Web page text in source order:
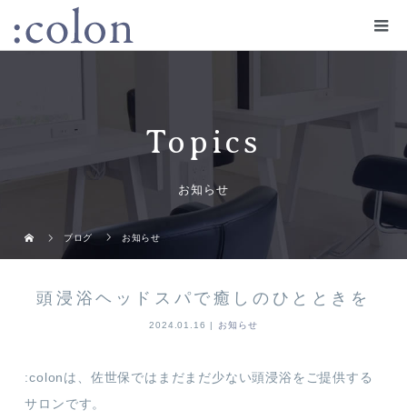
Topics
お知らせ
ブログ お知らせ
頭浸浴ヘッドスパで癒しのひとときを
2024.01.16 お知らせ
:colonは、佐世保ではまだまだ少ない頭浸浴をご提供する
サロンです。